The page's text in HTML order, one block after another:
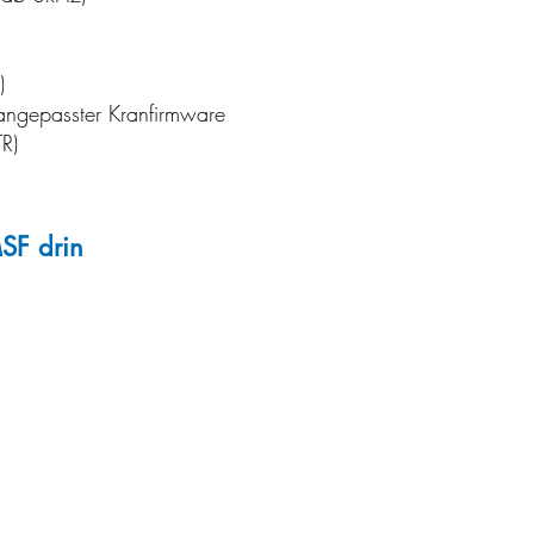
Kranfirmware
drin